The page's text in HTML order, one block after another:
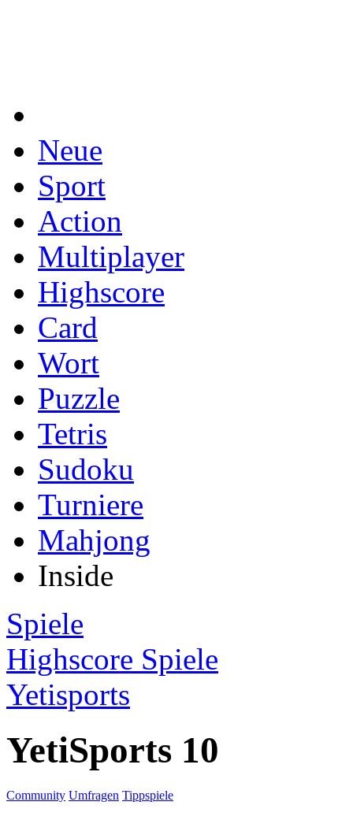
Neue
Sport
Action
Multiplayer
Highscore
Card
Wort
Puzzle
Tetris
Sudoku
Turniere
Mahjong
Inside
Spiele
Highscore Spiele
Yetisports
YetiSports 10
Community Umfragen Tippspiele